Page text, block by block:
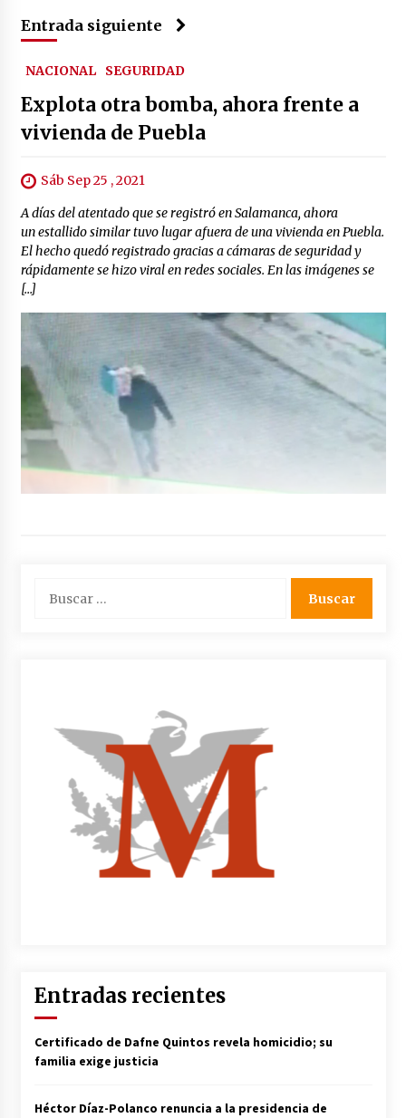
Entrada siguiente
NACIONAL SEGURIDAD
Explota otra bomba, ahora frente a
vivienda de Puebla
Sáb Sep 25 , 2021
A días del atentado que se registró en Salamanca, ahora
un estallido similar tuvo lugar afuera de una vivienda en Puebla.
El hecho quedó registrado gracias a cámaras de seguridad y
rápidamente se hizo viral en redes sociales. En las imágenes se
[…]
Entradas recientes
Certificado de Dafne Quintos revela homicidio; su
familia exige justicia
Héctor Díaz-Polanco renuncia a la presidencia de